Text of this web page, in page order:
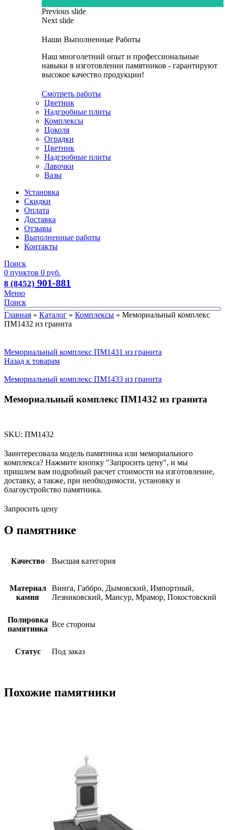
Previous slide
Next slide
Наши Выполненные Работы
Наш многолетний опыт и профессиональные
навыки в изготовлении памятников - гарантируют
высокое качество продукции!
Смотреть работы
Цветник
Надгробные плиты
Комплексы
Цоколя
Оградки
Цветник
Надгробные плиты
Лавочки
Вазы
Установка
Скидки
Оплата
Доставка
Отзывы
Выполненные работы
Контакты
Поиск
0 пунктов 0 руб.
8 (8452) 901-881
Меню
Поиск
Главная » Каталог » Комплексы » Мемориальный комплекс
ПМ1432 из гранита
Мемориальный комплекс ПМ1431 из гранита
Назад к товарам
Мемориальный комплекс ПМ1433 из гранита
Мемориальный комплекс ПМ1432 из гранита
SKU: ПМ1432
Заинтересовала модель памятника или мемориального
комплекса? Нажмите кнопку "Запросить цену", и мы
пришлем вам подробный расчет стоимости на изготовление,
доставку, а также, при необходимости, установку и
благоустройство памятника.
Запросить цену
О памятнике
Качество Высшая категория
Материал
камня
Винга, Габбро, Дымовский, Импортный,
Лезниковский, Мансур, Мрамор, Покостовский
Полировка
памятника
Все стороны
Статус Под заказ
Похожие памятники